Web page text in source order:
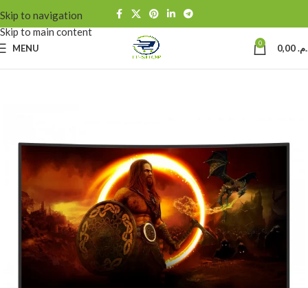
Skip to navigation
Skip to main content
MENU 0